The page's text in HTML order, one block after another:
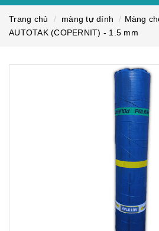
Trang chủ màng tự dính
Màng
AUTOTAK (COPERNIT) - 1.5 mm